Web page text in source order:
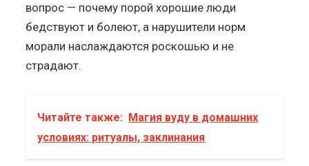
вопрос — почему порой хорошие люди
бедствуют и болеют, а нарушители норм
морали наслаждаются роскошью и не
страдают.
Читайте также: Магия вуду в домашних
условиях: ритуалы, заклинания